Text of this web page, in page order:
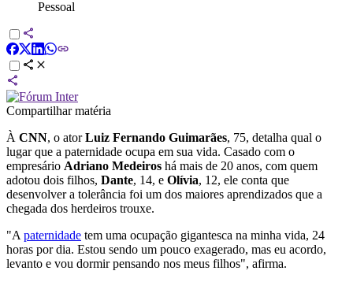
Pessoal
Compartilhar matéria
À CNN, o atorLuiz Fernando Guimarães, 75, detalha qual o
lugar que a paternidade ocupa em sua vida. Casado com o
empresário Adriano Medeiros há mais de 20 anos, com quem
adotou dois filhos, Dante, 14, e Olívia, 12, ele conta que
desenvolver a tolerância foi um dos maiores aprendizados que a
chegada dos herdeiros trouxe.
"A paternidade tem uma ocupação gigantesca na minha vida, 24
horas por dia. Estou sendo um pouco exagerado, mas eu acordo,
levanto e vou dormir pensando nos meus filhos", afirma.